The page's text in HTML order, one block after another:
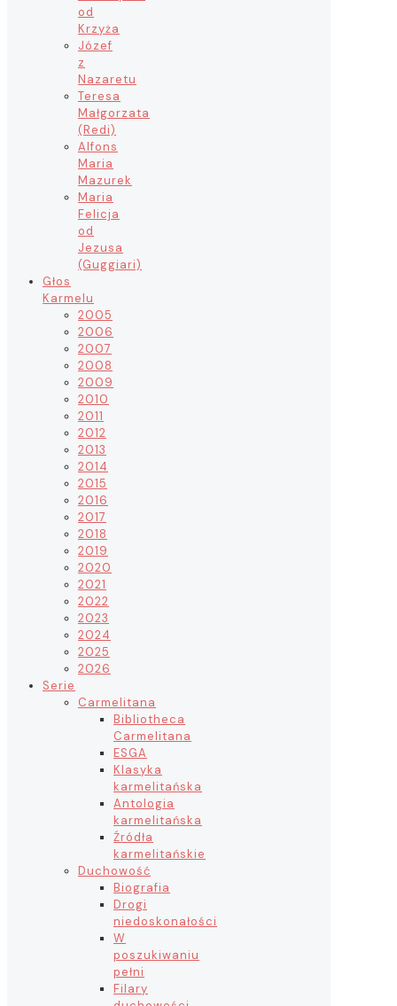
od
Krzyża
Józef
z
Nazaretu
Teresa
Małgorzata
(Redi)
Alfons
Maria
Mazurek
Maria
Felicja
od
Jezusa
(Guggiari)
Głos
Karmelu
2005
2006
2007
2008
2009
2010
2011
2012
2013
2014
2015
2016
2017
2018
2019
2020
2021
2022
2023
2024
2025
2026
Serie
Carmelitana
Bibliotheca
Carmelitana
ESGA
Klasyka
karmelitańska
Antologia
karmelitańska
Źródła
karmelitańskie
Duchowość
Biografia
Drogi
niedoskonałości
W
poszukiwaniu
pełni
Filary